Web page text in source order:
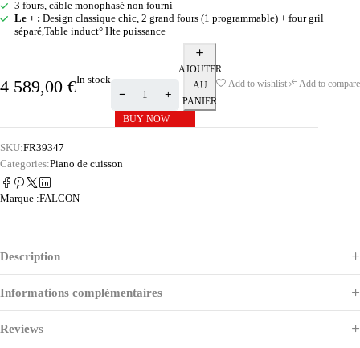
3 fours, câble monophasé non fourni
Le + : Design classique chic, 2 grand fours (1 programmable) + four gril
séparé,Table induct° Hte puissance
4 589,00 €In stock
AJOUTER
AU
PANIER
BUY NOW
Add to wishlist Add to compare
SKU:FR39347
Categories:Piano de cuisson
Marque :FALCON
Description
Informations complémentaires
Reviews